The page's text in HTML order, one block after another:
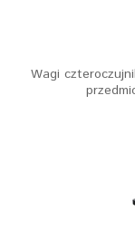
Wagi